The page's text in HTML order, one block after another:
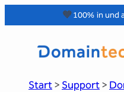
Inhalt
springen
🧡100% in und
Start> Support>